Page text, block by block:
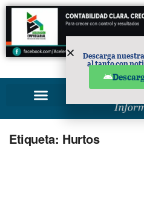
Etiqueta: Hurtos
Descarga
al tanto con